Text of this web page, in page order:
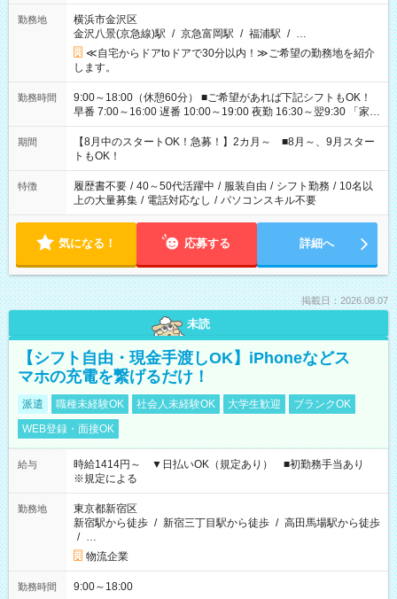
勤務地
横浜市金沢区
金沢八景(京急線)駅 / 京急富岡駅 / 福浦駅 / …
≪自宅からドアtoドアで30分以内！≫ご希望の勤務地を紹介
します。
勤務時間
9:00～18:00（休憩60分） ■ご希望があれば下記シフトもOK！
早番 7:00～16:00 遅番 10:00～19:00 夜勤 16:30～翌9:30 「家族
と休みを合わせたい」 「余裕を持って夕飯の準備がしたい」
「できれば残業はしたくない」 など、ご希望を教えてください
ね。 ※Wワーク希望の方へ 今ご覧のお仕事で希望する勤務時間
と、もう1つのお仕事の勤務時間。 合計で週40時間を超える場
合は応募できません。
期間
【8月中のスタートOK！急募！】2カ月～ ■8月～、9月スター
トもOK！
特徴 履歴書不要 / 40～50代活躍中 / 服装自由 / シフト勤務 / 10名以
上の大量募集 / 電話対応なし / パソコンスキル不要
気になる！ 応募する 詳細へ
掲載日：2026.08.07
未読
【シフト自由・現金手渡しOK】iPhoneなどス
マホの充電を繋げるだけ！
派遣 職種未経験OK 社会人未経験OK 大学生歓迎
ブランクOK
WEB登録・面接OK
給与
時給1414円～ ▼日払いOK（規定あり） ■初勤務手当あり
※規定による
勤務地
東京都新宿区
新宿駅から徒歩 / 新宿三丁目駅から徒歩 / 高田馬場駅から徒歩
/ …
物流企業
勤務時間 9:00～18:00